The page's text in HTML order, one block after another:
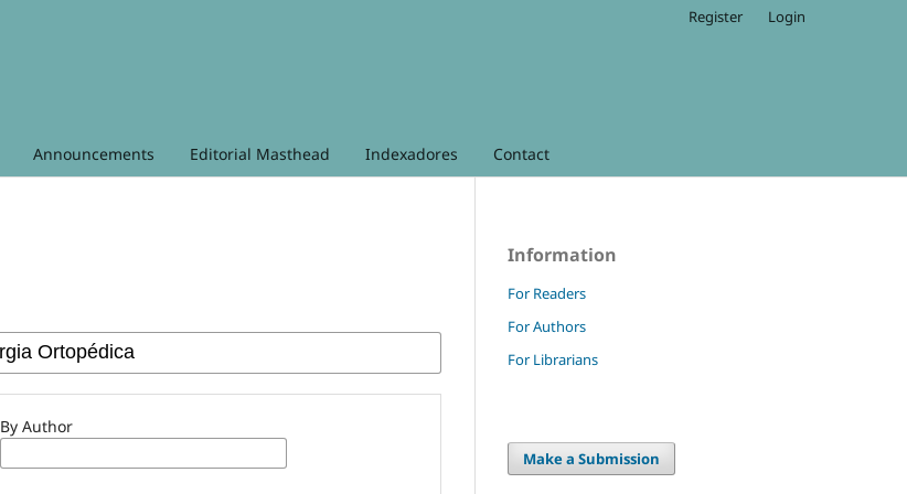
Announcements Editorial Masthead Indexadores Contact
Register Login
By Author
Information
For Readers
For Authors
For Librarians
Make a Submission